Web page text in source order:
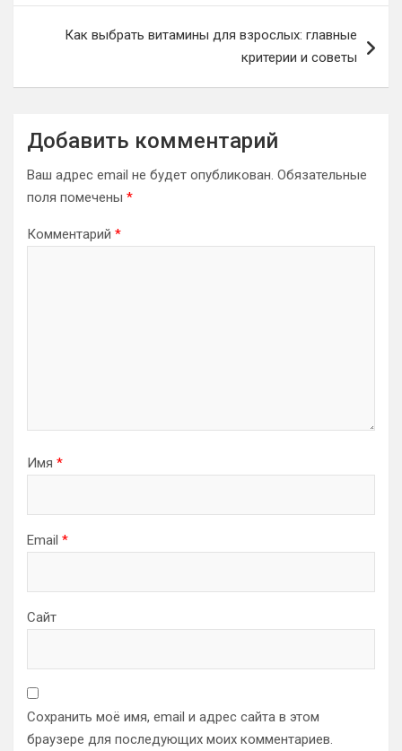
Как выбрать витамины для взрослых: главные
критерии и советы
Добавить комментарий
Ваш адрес email не будет опубликован. Обязательные
поля помечены *
Комментарий *
Имя *
Email *
Сайт
Сохранить моё имя, email и адрес сайта в этом
браузере для последующих моих комментариев.